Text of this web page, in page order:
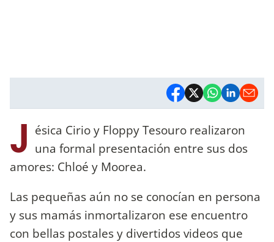
J ésica Cirio y Floppy Tesouro realizaron
una formal presentación entre sus dos
amores: Chloé y Moorea.
Las pequeñas aún no se conocían en persona
y sus mamás inmortalizaron ese encuentro
con bellas postales y divertidos videos que